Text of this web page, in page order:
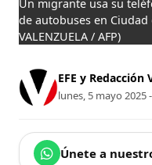
Un migrante usa su
de autobuses en Ciudad
VALENZUELA / AFP)
EFE y Redacción
lunes, 5 mayo 2025
Únete a